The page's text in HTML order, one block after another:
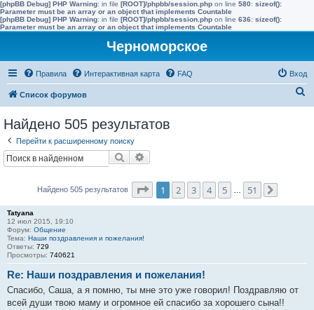
[phpBB Debug] PHP Warning: in file [ROOT]/phpbb/session.php on line 580: sizeof():
Parameter must be an array or an object that implements Countable
[phpBB Debug] PHP Warning: in file [ROOT]/phpbb/session.php on line 636: sizeof():
Parameter must be an array or an object that implements Countable
Черноморское
Правила Интерактивная карта FAQ Вход
Список форумов
Найдено 505 результатов
Перейти к расширенному поиску
Поиск
Найдено 505 результатов Страница1 из
1 2 3 4 5 51
Tatyana
12 июл 2015, 19:10
Форум: Общение
Тема: Наши поздравления и пожелания!
Ответы: 729
Просмотры: 740621
Re: Наши поздравления и пожелания!
Спасибо, Саша, а я помню, ты мне это уже говорил! Поздравляю от
всей души твою маму и огромное ей спасибо за хорошего сына!!